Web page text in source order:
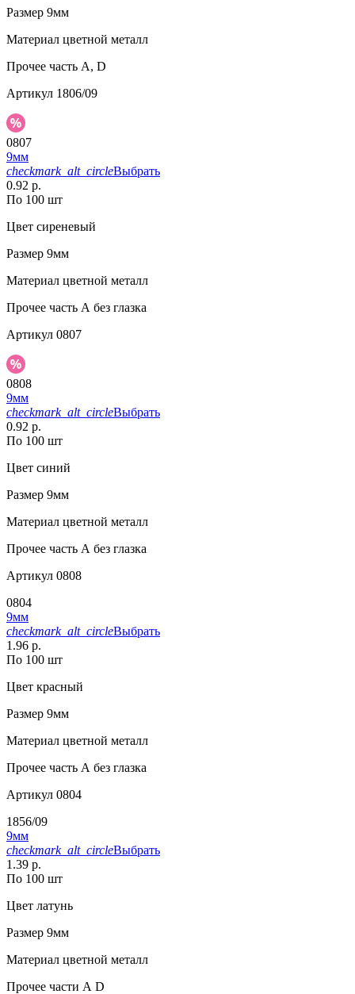
Размер 9мм
Материал цветной металл
Прочее часть A, D
Артикул 1806/09
0807
9мм
checkmark_alt_circleВыбрать
0.92 р.
По 100 шт
Цвет сиреневый
Размер 9мм
Материал цветной металл
Прочее часть А без глазка
Артикул 0807
0808
9мм
checkmark_alt_circleВыбрать
0.92 р.
По 100 шт
Цвет синий
Размер 9мм
Материал цветной металл
Прочее часть А без глазка
Артикул 0808
0804
9мм
checkmark_alt_circleВыбрать
1.96 р.
По 100 шт
Цвет красный
Размер 9мм
Материал цветной металл
Прочее часть А без глазка
Артикул 0804
1856/09
9мм
checkmark_alt_circleВыбрать
1.39 р.
По 100 шт
Цвет латунь
Размер 9мм
Материал цветной металл
Прочее части А D